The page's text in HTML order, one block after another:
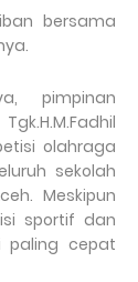
bersama
pimpinan
olahraga
sekolah
Meskipun
sportif dan
paling cepat